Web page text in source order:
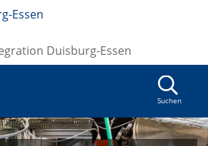
Essen
Duisburg-Essen
Suchen